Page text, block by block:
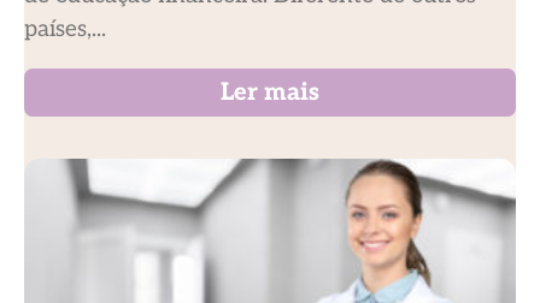
países,...
Ler mais